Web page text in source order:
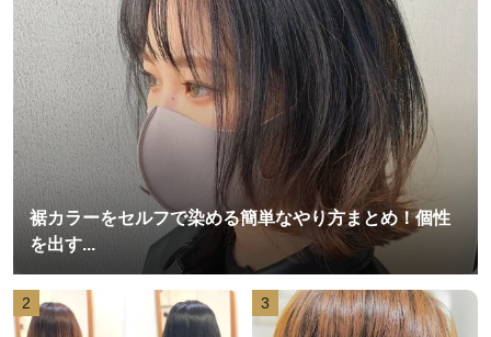
裾カラーをセルフで染める簡単なやり方まとめ！個性
を出す...
2 3